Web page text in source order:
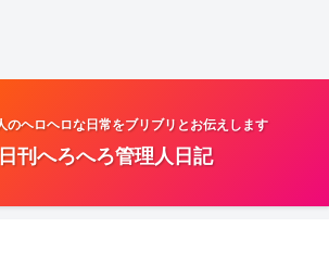
のヘロヘロな日常をブリブリとお伝えします
刊へろへろ管理人日記